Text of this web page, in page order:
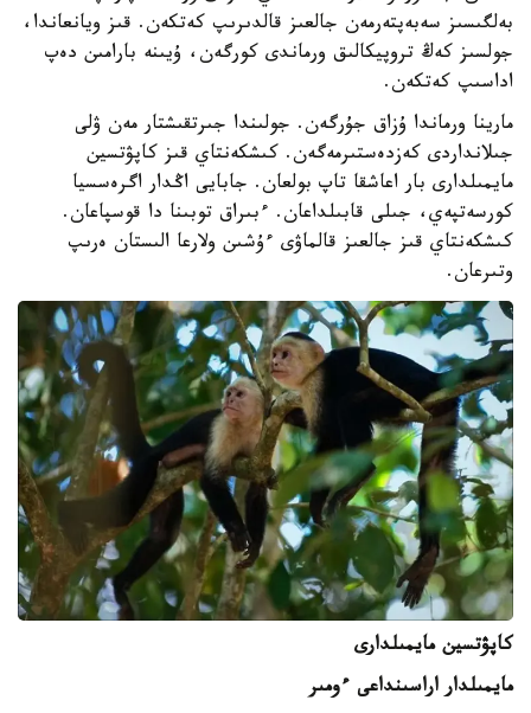
بەلگىسىز سەبەپتەرمەن جالعىز قالدىرىپ كەتكەن. قىز ويانعاندا،
جولسىز كەڭ تروپيكالىق ورماندى كورگەن، ۇيىنە بارامىن دەپ
اداسىپ كەتكەن.
مارينا ورماندا ۇزاق جۇرگەن. جولىندا جىرتقىشتار مەن ۋلى
جىلانداردى كەزدەستىرمەگەن. كىشكەنتاي قىز كاپۋتسين
مايمىلدارى بار اعاشقا تاپ بولعان. جابايى اڭدار اگرەسسيا
كورسەتپەي، جىلى قابىلداعان. ءبىراق توبىنا دا قوسپاعان.
كىشكەنتاي قىز جالعىز قالماۋى ءۇشىن ولارعا الىستان ەرىپ
وتىرعان.
كاپۋتسين مايمىلدارى
مايمىلدار اراسىنداعى ءومىر